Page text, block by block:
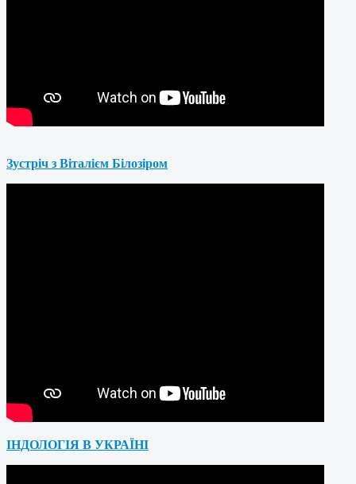
Зустріч з Віталієм Білозіром
ІНДОЛОГІЯ В УКРАЇНІ